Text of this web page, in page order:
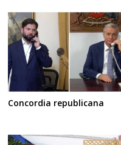
Concordia republicana